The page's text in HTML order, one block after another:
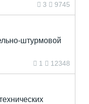
3 9745
штурмовой
1 12348